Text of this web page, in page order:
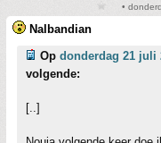
•
Nalbandian
Op donderdag 21 juli
volgende:
[..]